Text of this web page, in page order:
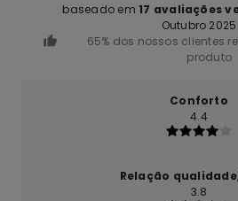
baseado em 17 avaliações
Outubro 2025
65% dos nossos clientes
produto
Conforto
4.4
Relação
3.8